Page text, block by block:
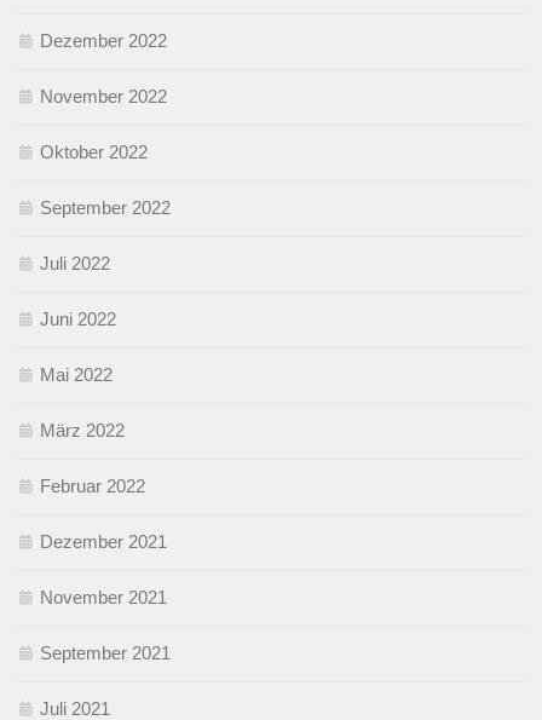
Dezember 2022
November 2022
Oktober 2022
September 2022
Juli 2022
Juni 2022
Mai 2022
März 2022
Februar 2022
Dezember 2021
November 2021
September 2021
Juli 2021